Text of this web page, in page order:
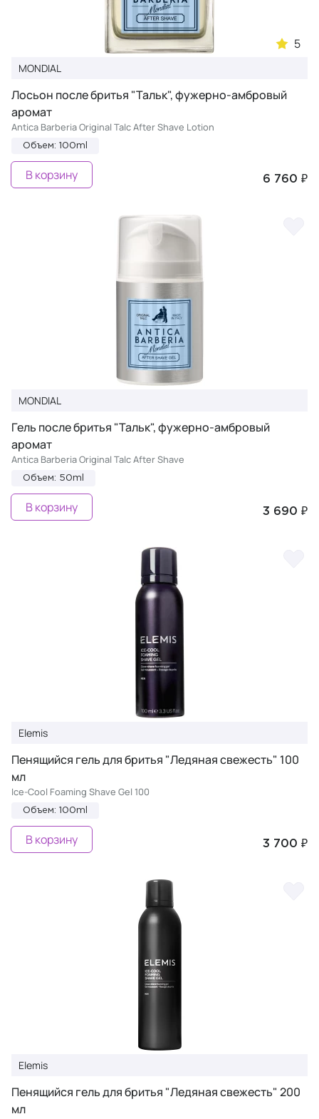
5
MONDIAL
Лосьон после бритья "Тальк", фужерно-амбровый
аромат
Antica Barberia Original Talc After Shave Lotion
Объем: 100ml
6 760 ₽
В корзину
MONDIAL
Гель после бритья "Тальк", фужерно-амбровый
аромат
Antica Barberia Original Talc After Shave
Объем: 50ml
3 690 ₽
В корзину
Elemis
Пенящийся гель для бритья "Ледяная свежесть" 100
мл
Ice-Cool Foaming Shave Gel 100
Объем: 100ml
3 700 ₽
В корзину
Elemis
Пенящийся гель для бритья "Ледяная свежесть" 200
мл